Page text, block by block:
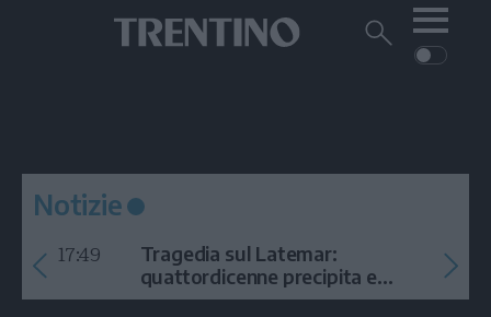
Cerca
CRONACA
GARDA
CULTURA
VIDEO
Notizie
17:49
Tragedia sul Latemar:
quattordicenne precipita e
muore